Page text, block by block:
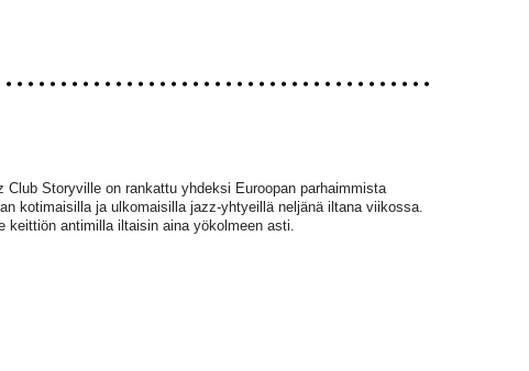
Storyville on rankattu yhdeksi Euroopan parhaimmista
kotimaisilla ja ulkomaisilla jazz-yhtyeillä neljänä iltana viikossa.
antimilla iltaisin aina yökolmeen asti.